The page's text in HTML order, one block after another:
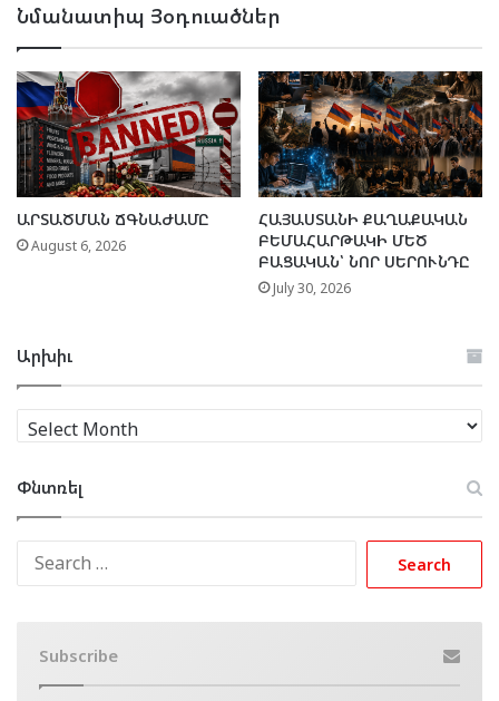
Նմանատիպ Յօդուածներ
ԱՐՏԱԾՄԱՆ ՃԳՆԱԺԱՄԸ
August 6, 2026
ՀԱՅԱՍՏԱՆԻ ՔԱՂԱՔԱԿԱՆ
ԲԵՄԱՀԱՐԹԱԿԻ ՄԵԾ
ԲԱՑԱԿԱՆ՝ ՆՈՐ ՍԵՐՈՒՆԴԸ
July 30, 2026
Արխիւ
Արխիւ
Փնտռել
Subscribe